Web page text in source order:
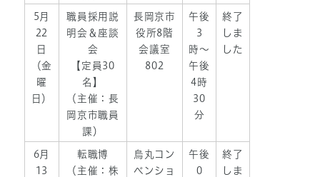
5月
22
日
（金
曜
日）
職員採用説
明会＆座談
会
【定員30
名】
（主催：長
岡京市職員
課）
長岡京市
役所8階
会議室
802
午後
3
時〜
午後
4時
30
分
終了
しま
した
6月
13
転職博
（主催：株
烏丸コン
ベンショ
午後
0
終了
しま